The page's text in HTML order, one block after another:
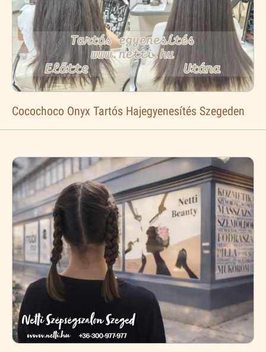
Cocochoco Onyx Tartós Hajegyenesítés Szegeden